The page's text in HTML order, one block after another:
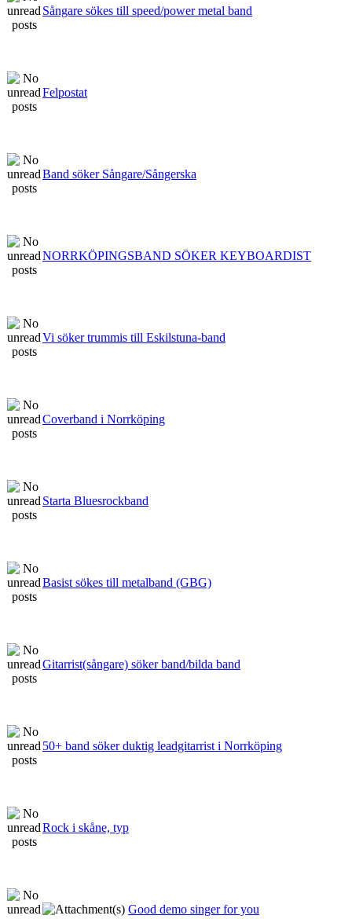
Sångare sökes till speed/power metal band
Felpostat
Band söker Sångare/Sångerska
NORRKÖPINGSBAND SÖKER KEYBOARDIST
Vi söker trummis till Eskilstuna-band
Coverband i Norrköping
Starta Bluesrockband
Basist sökes till metalband (GBG)
Gitarrist(sångare) söker band/bilda band
50+ band söker duktig leadgitarrist i Norrköping
Rock i skåne, typ
Good demo singer for you